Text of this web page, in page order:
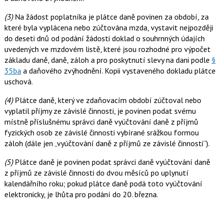
(3)Na žádost poplatníka je plátce daně povinen za období, za
které byla vyplácena nebo zúčtována mzda, vystavit nejpozději
do deseti dnů od podání žádosti doklad o souhrnných údajích
uvedených ve mzdovém listě, které jsou rozhodné pro výpočet
základu daně, daně, záloh a pro poskytnutí slevy na dani podle §
35ba a daňového zvýhodnění. Kopii vystaveného dokladu plátce
uschová.
(4)Plátce daně, který ve zdaňovacím období zúčtoval nebo
vyplatil příjmy ze závislé činnosti, je povinen podat svému
místně příslušnému správci daně vyúčtování daně z příjmů
fyzických osob ze závislé činnosti vybírané srážkou formou
záloh (dále jen „vyúčtování daně z příjmů ze závislé činnosti“).
(5)Plátce daně je povinen podat správci daně vyúčtování daně
z příjmů ze závislé činnosti do dvou měsíců po uplynutí
kalendářního roku; pokud plátce daně podá toto vyúčtování
elektronicky, je lhůta pro podání do 20. března.